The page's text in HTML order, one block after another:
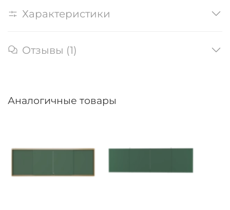
Характеристики
Отзывы (1)
Аналогичные товары